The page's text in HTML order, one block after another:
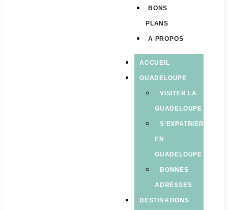
BONS
PLANS
A PROPOS
ACCUEIL
GUADELOUPE
VISITER LA
GUADELOUPE
S’EXPATRIER
EN
GUADELOUPE
BONNES
ADRESSES
DESTINATIONS